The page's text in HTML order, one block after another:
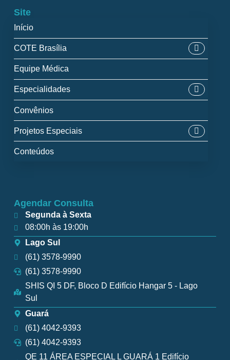
Site
Início
COTE Brasília
Equipe Médica
Especialidades
Convênios
Projetos Especiais
Conteúdos
Agendar Consulta
Segunda à Sexta
08:00h às 19:00h
Lago Sul
(61) 3578-9990
(61) 3578-9990
SHIS QI 5 DF, Bloco D Edifício Hangar 5 - Lago
Sul
Guará
(61) 4042-9393
(61) 4042-9393
QE 11 ÁREA ESPECIAL L GUARÁ 1 Edifício